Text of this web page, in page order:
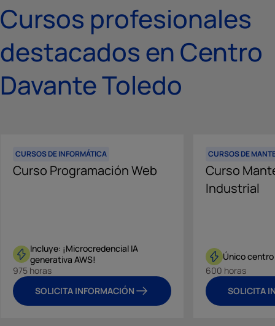
Cursos profesionales
destacados en Centro
Davante Toledo
CURSOS DE INFORMÁTICA
Curso Programación Web
Incluye: ¡Microcredencial IA
generativa AWS!
975 horas
SOLICITA INFORMACIÓN
CURSOS DE
Curso
Industrial
Único
600 horas
SOLICITA